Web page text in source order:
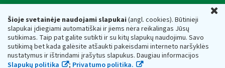
Šioje svetainėje naudojami slapukai(angl. cookies). Būtinieji
slapukai įdiegiami automatiškai ir jiems nėra reikalingas Jūsų
sutikimas. Taip pat galite sutikti ir su kitų slapukų naudojimu. Savo
sutikimą bet kada galėsite atšaukti pakeisdami interneto naršyklės
nustatymus ir ištrindami įrašytus slapukus. Daugiau informacijos
Slapukų politika
; Privatumo politika.
Respublikos finansų ministerijos
Biudžetinė įstaiga. Juridinio asmens kodas — 188659752,
adresas: Vasario 16-osios g. 14, 01107 Vilnius, Lietuva, el.paštas:
vmi@vmi.lt, E. pristatymo dėžutės adresas 188659752
Duomenys apie Valstybinę mokesčių inspekciją prie Lietuvos